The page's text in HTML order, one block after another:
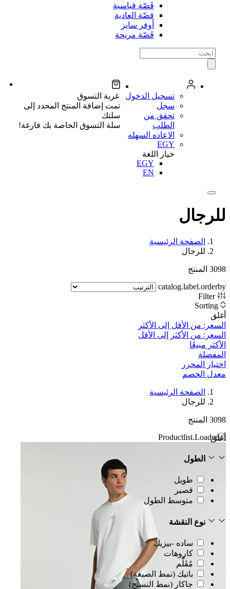
قَصّة قياسية
قصّة العادية
أوفر سايز
قَصّة مريحة
تسجيل الدخول
سجل
تحقق من
الطلب
الاعاده السهله
EGY
خيار اللغة
EGY
EN
عربة التسوق
تمت إضافة المنتج المحدد إلى
سلتك
سلة التسوق الخاصة بك فارغة!
للرجال
الصفحة الرئيسية
للرجال
3098 المنتج
catalog.label.orderby
Filter
Sorting
أغلق
السعر: من الأقل إلى الأكثر
السعر: من الأكثر إلى الأقل
الأكثر مبيعًا
المفضلة
اختيار المحرر
معدل الخصم‎
الصفحة الرئيسية
للرجال
3098 المنتج
أغلق
الطول
طويل
قصير
متوسط الطول
نوع النقشة
ساده -بيزيك
كاروهات
مُقَلَّم
باتيك (نمط الصبغة)
جاكار (نمط النسيج)